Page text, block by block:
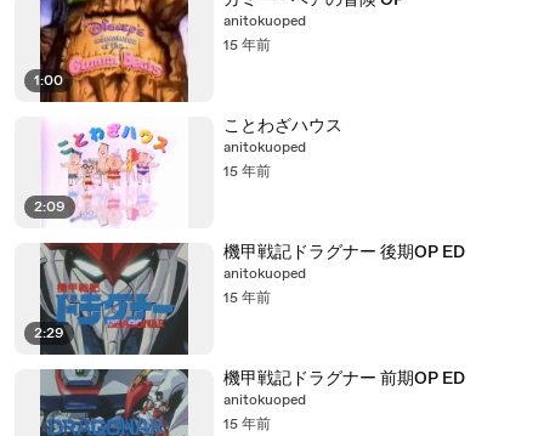
1:00
anitokuoped
15 年前
2:09
ことわざハウス
anitokuoped
15 年前
2:29
機甲戦記ドラグナー 後期OP ED
anitokuoped
15 年前
機甲戦記ドラグナー 前期OP ED
anitokuoped
15 年前